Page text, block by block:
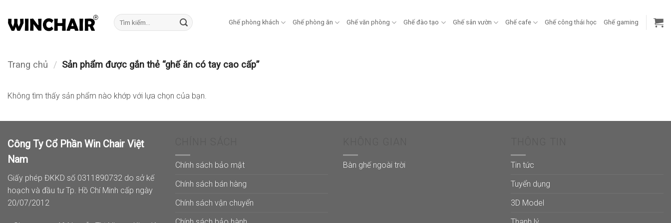
qua
Tìm
kiếm:
Ghế phòng khách Ghế phòng ăn Ghế văn phòng Ghế đào tạo Ghế sân vườn Ghế cafe Ghế công thái học Ghế gaming
Trang chủ / Sản phẩm được gắn thẻ “ghế ăn có tay cao cấp”
Không tìm thấy sản phẩm nào khớp với lựa chọn của bạn.
Công Ty Cổ Phần Win Chair Việt
Nam
Giấy phép ĐKKD số 0311890732 do sở kế
hoạch và đầu tư Tp. Hồ Chí Minh cấp ngày
20/07/2012
Chính sách bảo mật
Chính sách bán hàng
Chính sách vận chuyển
Bàn ghế ngoài trời
Tin tức
Tuyển dụng
3D Model